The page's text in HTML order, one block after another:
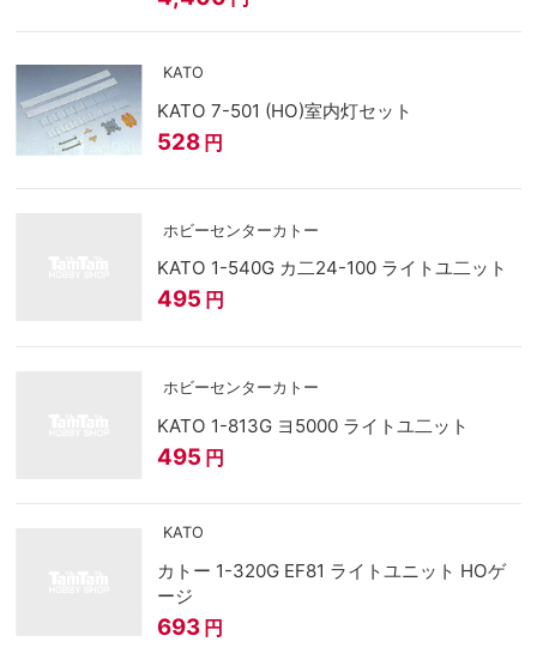
KATO
KATO 7-501 (HO)室内灯セット
528 円
ホビーセンターカトー
KATO 1-540G カ二24-100 ライトユ二ット
495 円
ホビーセンターカトー
KATO 1-813G ヨ5000 ライトユ二ット
495 円
KATO
カトー 1-320G EF81 ライトユニット HOゲ
ージ
693 円